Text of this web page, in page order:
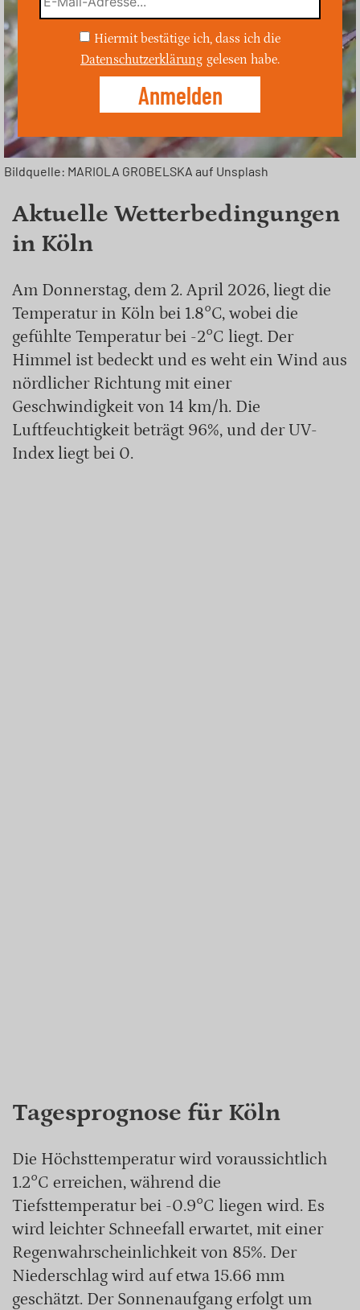
Bildquelle: MARIOLA GROBELSKA auf Unsplash
Aktuelle Wetterbedingungen
in Köln
Am Donnerstag, dem 2. April 2026, liegt die
Temperatur in Köln bei 1.8°C, wobei die
gefühlte Temperatur bei -2°C liegt. Der
Himmel ist bedeckt und es weht ein Wind aus
nördlicher Richtung mit einer
Geschwindigkeit von 14 km/h. Die
Luftfeuchtigkeit beträgt 96%, und der UV-
Index liegt bei 0.
Tagesprognose für Köln
Die Höchsttemperatur wird voraussichtlich
1.2°C erreichen, während die
Tiefsttemperatur bei -0.9°C liegen wird. Es
wird leichter Schneefall erwartet, mit einer
Regenwahrscheinlichkeit von 85%. Der
Niederschlag wird auf etwa 15.66 mm
geschätzt. Der Sonnenaufgang erfolgt um
Hiermit bestätige ich, dass ich die
Datenschutzerklärung gelesen habe.